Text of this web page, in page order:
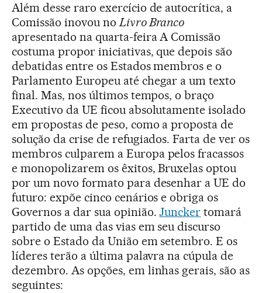
Além desse raro exercício de autocrítica, a
Comissão inovou noLivro Branco
apresentado na quarta-feira A Comissão
costuma propor iniciativas, que depois são
debatidas entre os Estados membros e o
Parlamento Europeu até chegar a um texto
final. Mas, nos últimos tempos, o braço
Executivo da UE ficou absolutamente isolado
em propostas de peso, como a proposta de
solução da crise de refugiados. Farta de ver os
membros culparem a Europa pelos fracassos
e monopolizarem os êxitos, Bruxelas optou
por um novo formato para desenhar a UE do
futuro: expõe cinco cenários e obriga os
Governos a dar sua opinião.Juncker tomará
partido de uma das vias em seu discurso
sobre o Estado da União em setembro. E os
líderes terão a última palavra na cúpula de
dezembro. As opções, em linhas gerais, são as
seguintes: